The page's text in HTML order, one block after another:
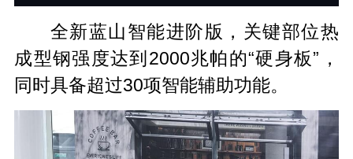
全新蓝山智能进阶版，关键部位热
成型钢强度达到2000兆帕的“硬身板”，
同时具备超过30项智能辅助功能。